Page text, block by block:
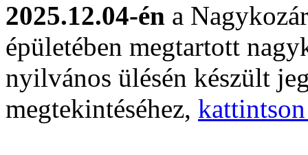
2025.12.04-én a
épületében megtartott
nyilvános ülésén készült
megtekintéséhez,